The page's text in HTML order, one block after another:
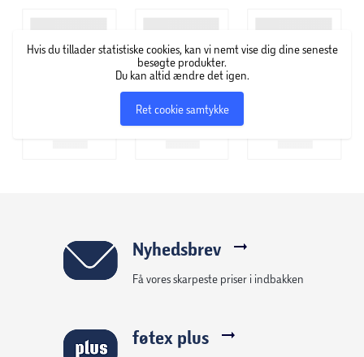
Hvis du tillader statistiske cookies, kan vi nemt vise dig dine seneste
besøgte produkter.
Du kan altid ændre det igen.
Ret cookie samtykke
Nyhedsbrev
Få vores skarpeste priser i indbakken
føtex plus